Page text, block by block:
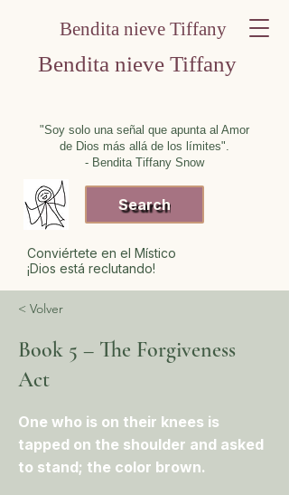
Bendita nieve Tiffany
Bendita nieve Tiffany
"Soy solo una señal que apunta al Amor
de Dios más allá de los límites".
- Bendita Tiffany Snow
Search
Conviértete en el Místico
¡Dios está reclutando!
< Volver
Book 5 – The Forgiveness
Act
One who is on their knees is
tapped on the shoulder and asked
to stand; the color brown.